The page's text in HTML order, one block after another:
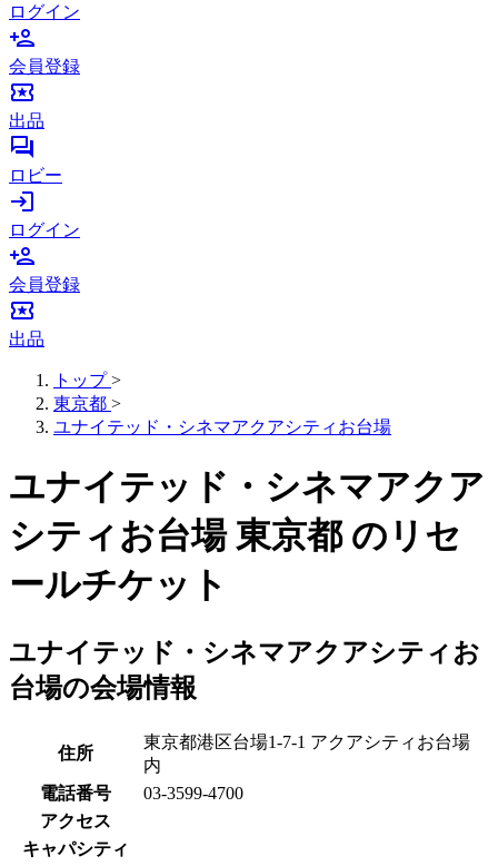
ログイン
person_add
会員登録
local_activity
出品
forum
ロビー
login
ログイン
person_add
会員登録
local_activity
出品
トップ >
東京都 >
ユナイテッド・シネマアクアシティお台場
ユナイテッド・シネマアクア
シティお台場 東京都 のリセ
ールチケット
ユナイテッド・シネマアクアシティお
台場の会場情報
住所
東京都港区台場1-7-1 アクアシティお台場
内
電話番号
03-3599-4700
アクセス
キャパシティ